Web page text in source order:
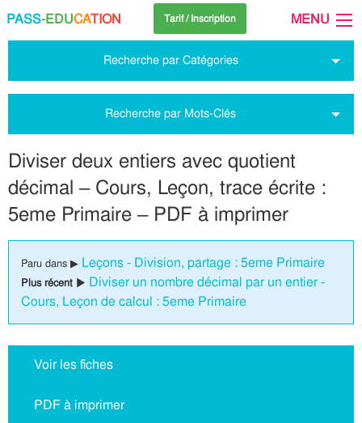
PASS-EDUCATION Tarif / Inscription MENU
Recherche par Catégories
Recherche par Mots-Clés
Diviser deux entiers avec quotient
décimal – Cours, Leçon, trace écrite :
5eme Primaire – PDF à imprimer
Paru dans ▶ Leçons - Division, partage : 5eme Primaire
Plus récent ▶ Diviser un nombre décimal par un entier -
Cours, Leçon de calcul : 5eme Primaire
Voir les fiches
PDF à imprimer